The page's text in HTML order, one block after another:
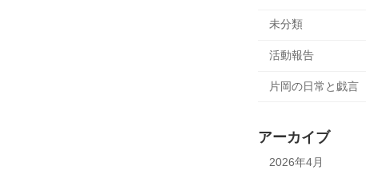
未分類
活動報告
片岡の日常と戯言
アーカイブ
2026年4月